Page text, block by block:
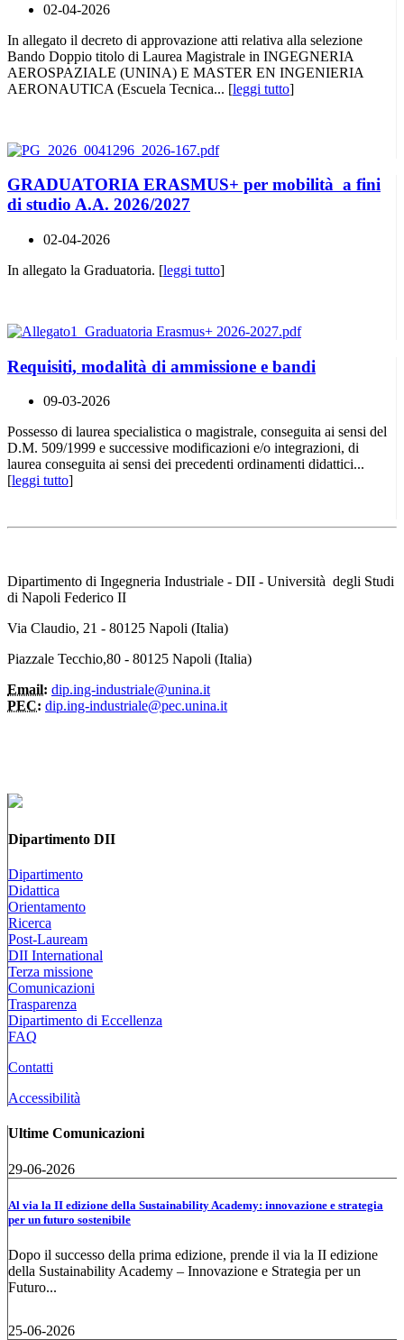
02-04-2026
In allegato il decreto di approvazione atti relativa alla selezione
Bando Doppio titolo di Laurea Magistrale in INGEGNERIA
AEROSPAZIALE (UNINA) E MASTER EN INGENIERIA
AERONAUTICA (Escuela Tecnica... [leggi tutto]
GRADUATORIA ERASMUS+ per mobilità a fini
di studio A.A. 2026/2027
02-04-2026
In allegato la Graduatoria. [leggi tutto]
Requisiti, modalità di ammissione e bandi
09-03-2026
Possesso di laurea specialistica o magistrale, conseguita ai sensi del
D.M. 509/1999 e successive modificazioni e/o integrazioni, di
laurea conseguita ai sensi dei precedenti ordinamenti didattici...
[leggi tutto]
Dipartimento di Ingegneria Industriale - DII - Università degli Studi
di Napoli Federico II
Via Claudio, 21 - 80125 Napoli (Italia)
Piazzale Tecchio,80 - 80125 Napoli (Italia)
Email: dip.ing-industriale@unina.it
PEC: dip.ing-industriale@pec.unina.it
Dipartimento DII
Dipartimento
Didattica
Orientamento
Ricerca
Post-Lauream
DII International
Terza missione
Comunicazioni
Trasparenza
Dipartimento di Eccellenza
FAQ
Contatti
Accessibilità
Ultime Comunicazioni
29-06-2026
Al via la II edizione della Sustainability Academy: innovazione e strategia
per un futuro sostenibile
Dopo il successo della prima edizione, prende il via la II edizione
della Sustainability Academy – Innovazione e Strategia per un
Futuro...
25-06-2026